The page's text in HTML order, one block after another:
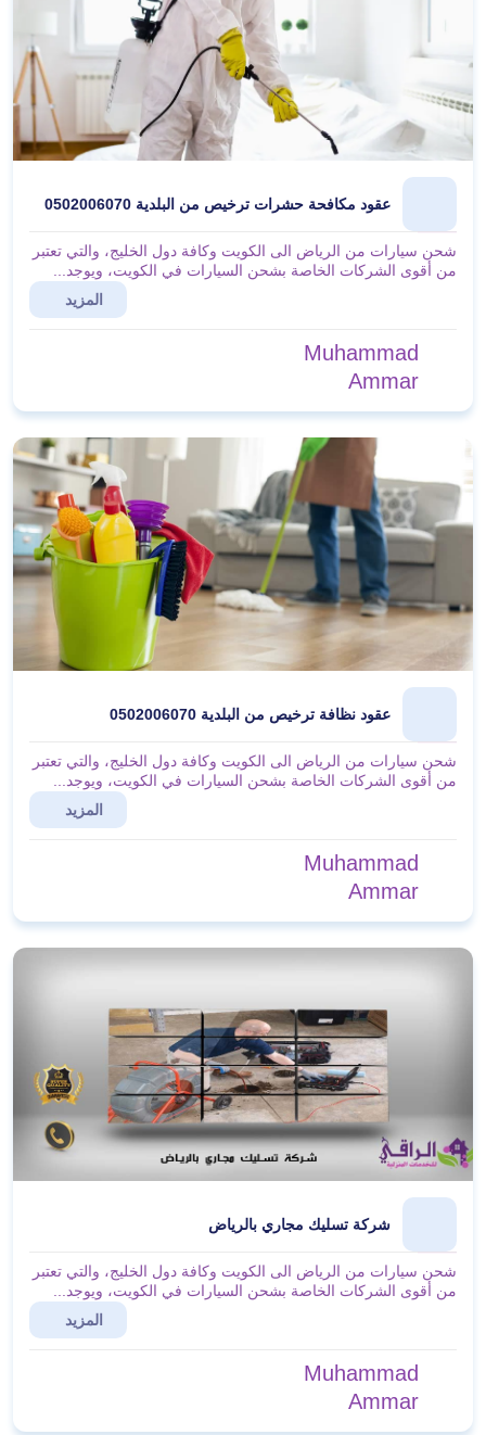
عقود مكافحة حشرات ترخيص من البلدية 0502006070
شحن سيارات من الرياض الى الكويت وكافة دول الخليج، والتي تعتبر
من أقوى الشركات الخاصة بشحن السيارات في الكويت، ويوجد...
المزيد
Muhammad
Ammar
عقود نظافة ترخيص من البلدية 0502006070
شحن سيارات من الرياض الى الكويت وكافة دول الخليج، والتي تعتبر
من أقوى الشركات الخاصة بشحن السيارات في الكويت، ويوجد...
المزيد
Muhammad
Ammar
شركة تسليك مجاري بالرياض
شحن سيارات من الرياض الى الكويت وكافة دول الخليج، والتي تعتبر
من أقوى الشركات الخاصة بشحن السيارات في الكويت، ويوجد...
المزيد
Muhammad
Ammar